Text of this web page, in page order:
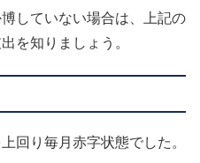
していない場合は、上記の
を知りましょう。
回り毎月赤字状態でした。